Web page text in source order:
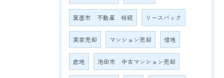
箕面市 不動産 相続 リースバック
実家売却 マンション売却 借地
底地 池田市 中古マンション売却